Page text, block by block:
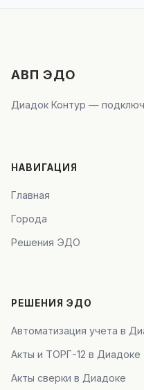
АВП ЭДО
Диадок Контур —
НАВИГАЦИЯ
Главная
Города
Решения ЭДО
РЕШЕНИЯ ЭДО
Автоматизация учета в
Акты и ТОРГ-12 в Диадоке
Акты сверки в Диадоке